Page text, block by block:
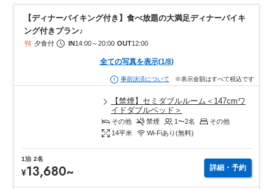
【ディナーバイキング付き】食べ放題の大満足ディナーバイキ
ング付きプラン♪
夕食付 IN14:00～20:00 OUT12:00
全ての写真を表示(1/8)
事前決済について ※表示金額はすべて税込です
【禁煙】セミダブルルーム＜147cmワ
イドダブルベッド＞
その他 禁煙 1〜2名
その他
14平米 Wi-Fiあり(無料)
1泊 2名
¥13,680~ 詳細・予約